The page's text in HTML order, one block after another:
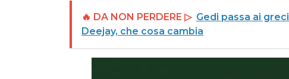
🔥 DA NON PERDERE ▷ Gedi passa ai
Deejay, che cosa cambia